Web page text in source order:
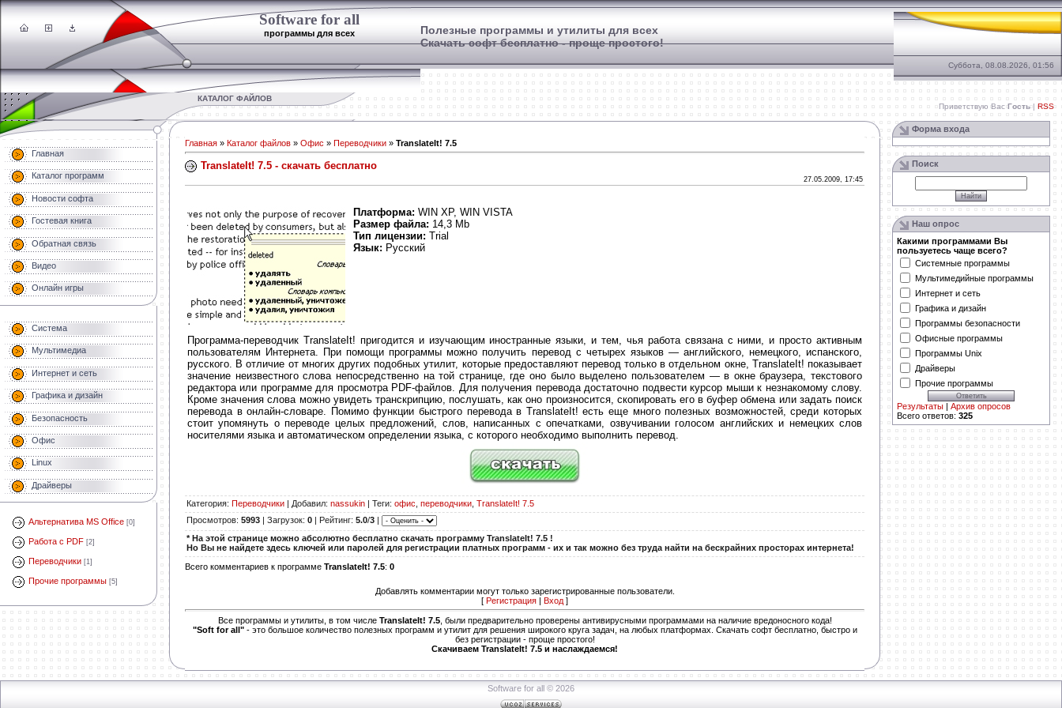
Software for all
программы для всех
Полезные программы и утилиты для всех
Скачать софт бесплатно - проще простого!
Суббота, 08.08.2026, 01:56
КАТАЛОГ ФАЙЛОВ
Приветствую Вас Гость | RSS
Главная
Каталог программ
Новости софта
Гостевая книга
Обратная связь
Видео
Онлайн игры
Система
Мультимедиа
Интернет и сеть
Графика и дизайн
Безопасность
Офис
Linux
Драйверы
Альтернатива MS Office [0]
Работа с PDF [2]
Переводчики [1]
Прочие программы [5]
Главная » Каталог файлов » Офис » Переводчики » TranslateIt! 7.5
TranslateIt! 7.5 - скачать бесплатно
27.05.2009, 17:45
Платформа: WIN XP, WIN VISTA
Размер файла: 14,3 Mb
Тип лицензии: Trial
Язык: Русский
Программа-переводчик TranslateIt! пригодится и изучающим иностранные языки, и тем, чья работа связана с ними, и просто активным
пользователям Интернета. При помощи программы можно получить перевод с четырех языков — английского, немецкого, испанского,
русского. В отличие от многих других подобных утилит, которые предоставляют перевод только в отдельном окне, TranslateIt! показывает
значение неизвестного слова непосредственно на той странице, где оно было выделено пользователем — в окне браузера, текстового
редактора или программе для просмотра PDF-файлов. Для получения перевода достаточно подвести курсор мыши к незнакомому слову.
Кроме значения слова можно увидеть транскрипцию, послушать, как оно произносится, скопировать его в буфер обмена или задать поиск
перевода в онлайн-словаре. Помимо функции быстрого перевода в TranslateIt! есть еще много полезных возможностей, среди которых
стоит упомянуть о переводе целых предложений, слов, написанных с опечатками, озвучивании голосом английских и немецких слов
носителями языка и автоматическом определении языка, с которого необходимо выполнить перевод.
Категория: Переводчики | Добавил: nassukin | Теги: офис переводчики TranslateIt! 7.5
Просмотров: 5993 | Загрузок: 0 | Рейтинг: 5.0/3 |
* На этой странице можно абсолютно бесплатно скачать программу TranslateIt! 7.5 !
Но Вы не найдете здесь ключей или паролей для регистрации платных программ - их и так можно без труда найти на бескрайних просторах интернета!
Всего комментариев к программе TranslateIt! 7.5: 0
Добавлять комментарии могут только зарегистрированные пользователи.
[ Регистрация | Вход ]
Все программы и утилиты, в том числе TranslateIt! 7.5, были предварительно проверены антивирусными программами на наличие вредоносного кода!
"Soft for all"- это большое количество полезных программ и утилит для решения широкого круга задач, на любых платформах. Скачать софт бесплатно, быстро и
без регистрации - проще простого!
Скачиваем TranslateIt! 7.5 и наслаждаемся!
Форма входа
Поиск
Наш опрос
Какими программами Вы
пользуетесь чаще всего?
Системные программы
Мультимедийные программы
Интернет и сеть
Графика и дизайн
Программы безопасности
Офисные программы
Программы Unix
Драйверы
Прочие программы
Результаты | Архив опросов
Всего ответов: 325
Software for all © 2026